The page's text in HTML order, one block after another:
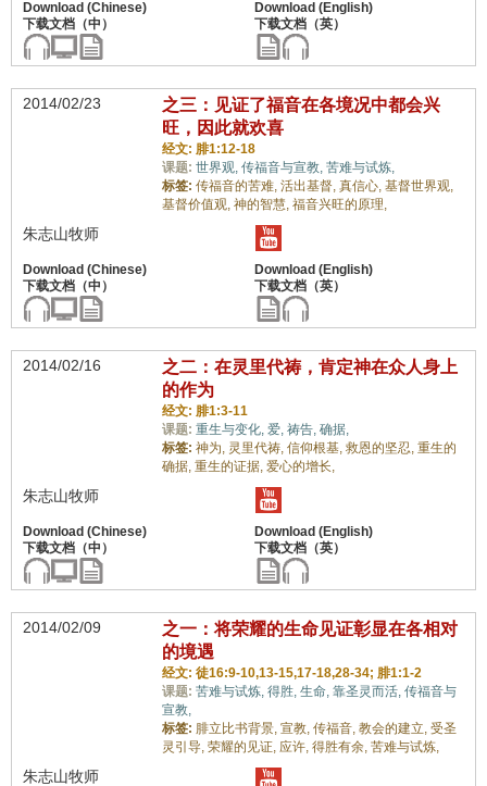
2014/02/23
之三：见证了福音在各境况中都会兴
旺，因此就欢喜
经文: 腓1:12-18
课题: 世界观, 传福音与宣教, 苦难与试炼,
标签: 传福音的苦难, 活出基督, 真信心, 基督世界观,
基督价值观, 神的智慧, 福音兴旺的原理,
朱志山牧师
2014/02/16
之二：在灵里代祷，肯定神在众人身上
的作为
经文: 腓1:3-11
课题: 重生与变化, 爱, 祷告, 确据,
标签: 神为, 灵里代祷, 信仰根基, 救恩的坚忍, 重生的
确据, 重生的证据, 爱心的增长,
朱志山牧师
2014/02/09
之一：将荣耀的生命见证彰显在各相对
的境遇
经文: 徒16:9-10,13-15,17-18,28-34; 腓1:1-2
课题: 苦难与试炼, 得胜, 生命, 靠圣灵而活, 传福音与
宣教,
标签: 腓立比书背景, 宣教, 传福音, 教会的建立, 受圣
灵引导, 荣耀的见证, 应许, 得胜有余, 苦难与试炼,
朱志山牧师